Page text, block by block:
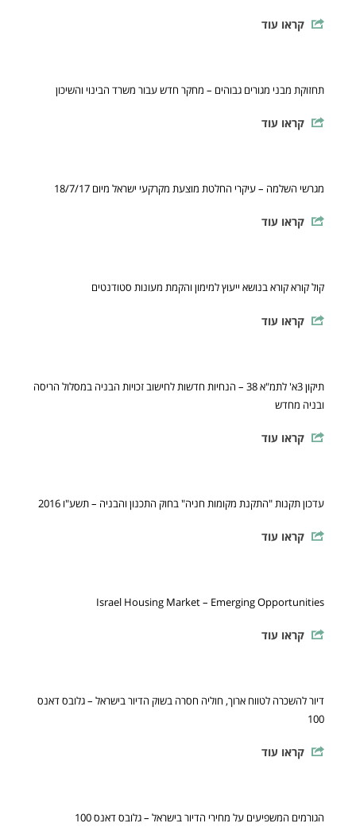
קראו עוד
תחזוקת מבני מגורים גבוהים – מחקר חדש עבור משרד הבינוי והשיכון
קראו עוד
מגרשי השלמה – עיקרי החלטת מוצעת מקרקעי ישראל מיום 18/7/17
קראו עוד
קול קורא קורא בנושא ייעוץ למימון והקמת מעונות סטודנטים
קראו עוד
תיקון 3א' לתמ"א 38 – הנחיות חדשות לחישוב זכויות הבניה במסלול הריסה
ובניה מחדש
קראו עוד
עדכון תקנות "התקנת מקומות חניה" בחוק התכנון והבניה – תשע"ו 2016
קראו עוד
Israel Housing Market – Emerging Opportunities
קראו עוד
דיור להשכרה לטווח ארוך, חוליה חסרה בשוק הדיור בישראל – גלובס דאנס
100
קראו עוד
הגורמים המשפיעים על מחירי הדיור בישראל – גלובס דאנס 100